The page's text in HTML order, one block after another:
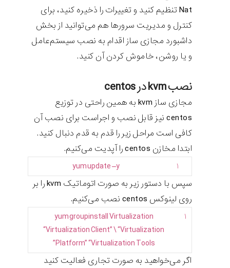
Nat تنظیم کنید و تغییرات را ذخیره کنید، برای
کنترل و مدیریت سرورها هم می‌توانید از بخش
داشبورد مجازی ساز اقدام به نصب سیستم‌عامل
و یا روشن، خاموش کردن آن کنید.
نصب kvm در centos
مجازی ساز kvm به همین راحتی در توزیع
centos نیز قابل نصب و اجراست برای نصب آن
کافی است مراحل زیر را قدم به قدم دنبال کنید.
ابتدا مخازن centos را آپدیت می‌کنیم.
۱ yumupdate–y
سپس با دستور زیر به صورت اتوماتیک kvm را بر
روی لینوکس centos نصب می‌کنیم.
۱ yumgroupinstallVirtualization
“Virtualization Client”\“Virtualization
Platform”“Virtualization Tools”
اگر می‌خواهید به صورت تجاری فعالیت کنید